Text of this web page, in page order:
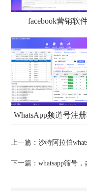
facebook营销软
WhatsApp频道号注
上一篇：沙特阿拉伯
下一篇：whatsapp筛号